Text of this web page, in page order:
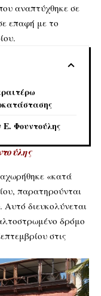
αναπτύχθηκε σε
επαφή με το
Φουντούλης
«κατά
παρατηρούνται
Αυτό διευκολύνεται
δρόμο
στις